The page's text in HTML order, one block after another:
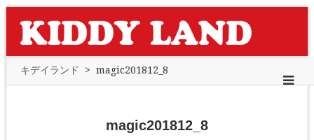
キデイランド > magic201812_8
magic201812_8